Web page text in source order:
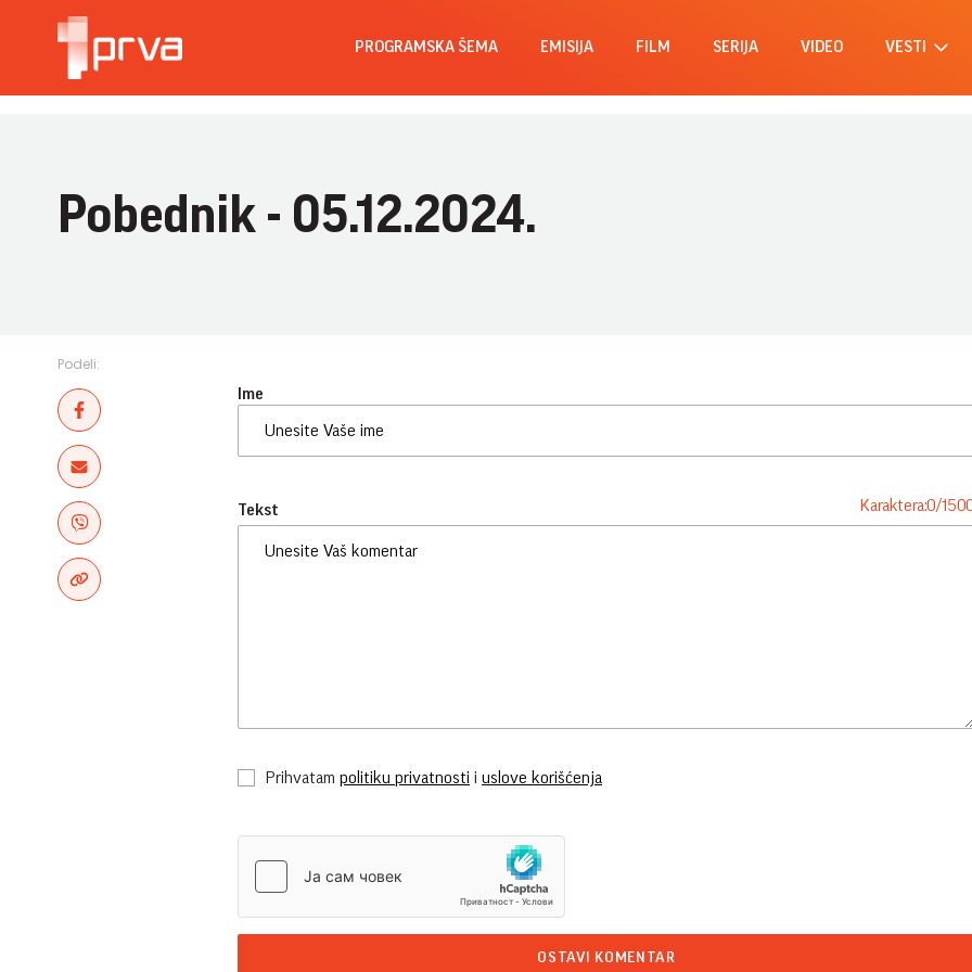
PROGRAMSKA ŠEMA EMISIJA FILM SERIJA VIDEO VESTI
Pobednik - 05.12.2024.
Podeli:
Ime
Tekst Karaktera:0/
Prihvatam politiku privatnosti i uslove korišćenja
OSTAVI KOMENTAR